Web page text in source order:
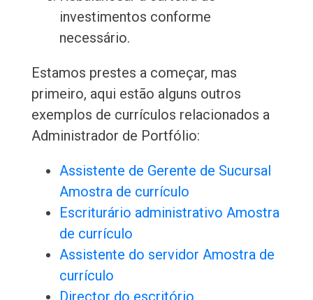
investimentos conforme
necessário.
Estamos prestes a começar, mas
primeiro, aqui estão alguns outros
exemplos de currículos relacionados a
Administrador de Portfólio:
Assistente de Gerente de Sucursal
Amostra de currículo
Escriturário administrativo Amostra
de currículo
Assistente do servidor Amostra de
currículo
Director do escritório